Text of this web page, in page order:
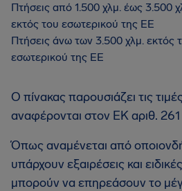
Πτήσεις από 1.500 χλμ. έως 3.500
εκτός του εσωτερικού της ΕΕ
Πτήσεις άνω των 3.500 χλμ. εκτός
εσωτερικού της ΕΕ
Ο πίνακας παρουσιάζει τις
αναφέρονται στον ΕΚ αριθ. 261
Όπως αναμένεται από
υπάρχουν εξαιρέσεις και
μπορούν να επηρεάσουν το